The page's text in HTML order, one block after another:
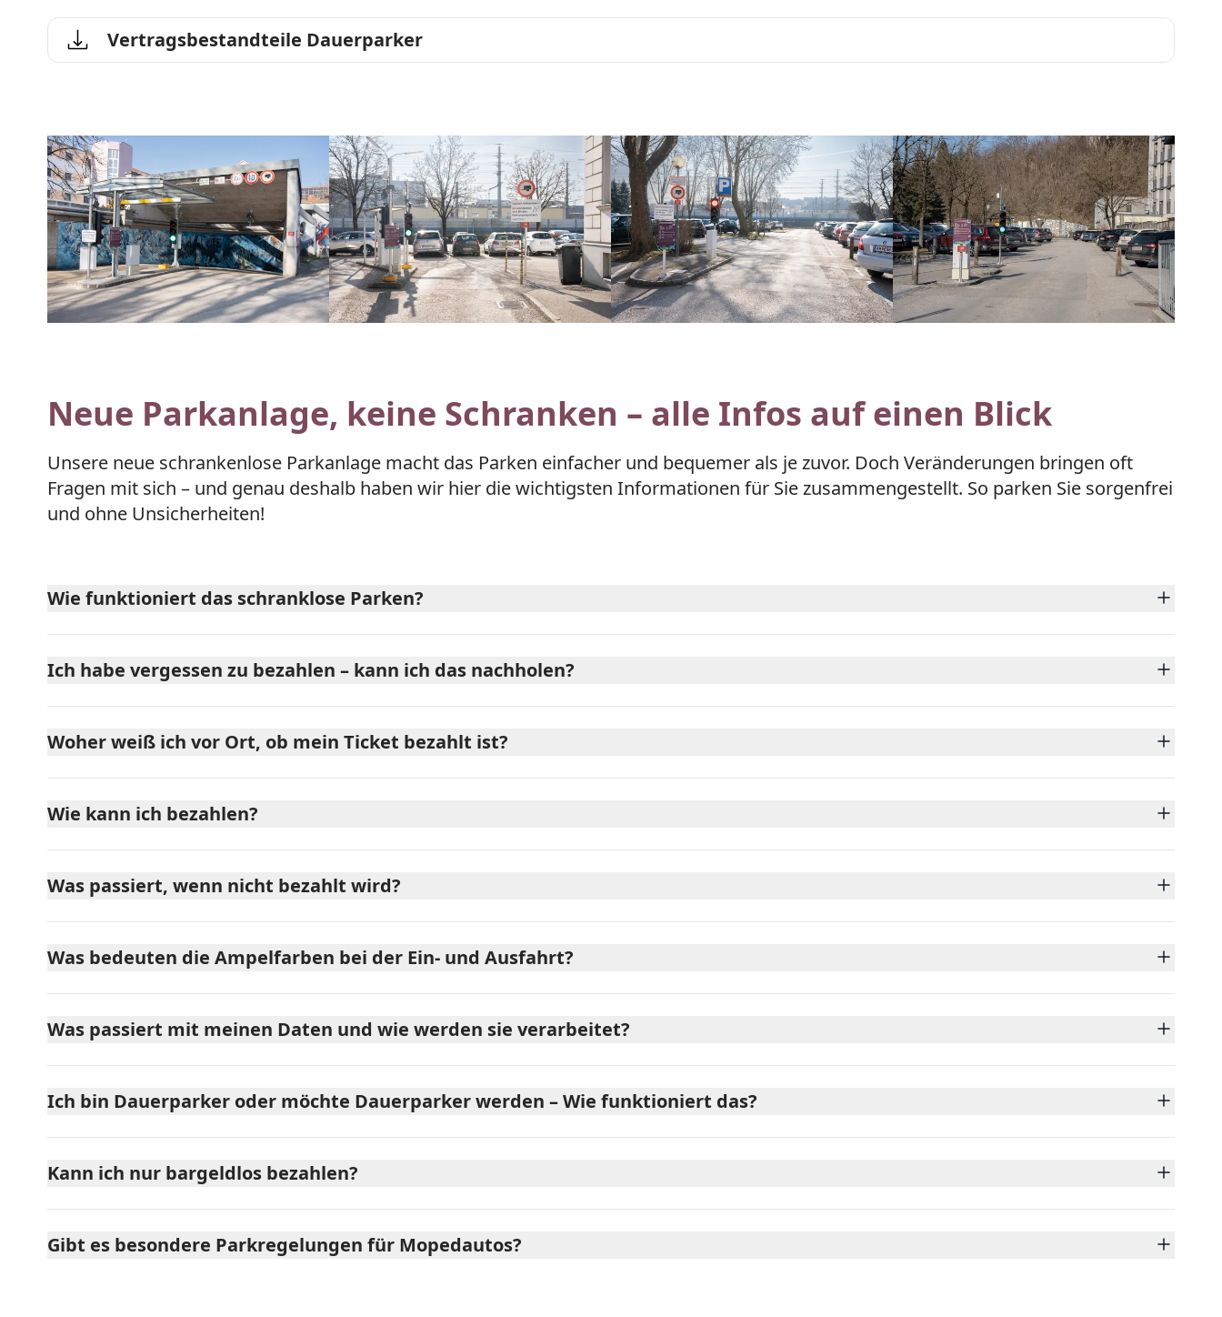
Vertragsbestandteile Dauerparker
Neue Parkanlage, keine Schranken – alle Infos auf einen Blick
Unsere neue schrankenlose Parkanlage macht das Parken einfacher und bequemer als je zuvor. Doch Veränderungen bringen oft
Fragen mit sich – und genau deshalb haben wir hier die wichtigsten Informationen für Sie zusammengestellt. So parken Sie sorgenfrei
und ohne Unsicherheiten!
Wie funktioniert das schranklose Parken?
Ich habe vergessen zu bezahlen – kann ich das nachholen?
Woher weiß ich vor Ort, ob mein Ticket bezahlt ist?
Wie kann ich bezahlen?
Was passiert, wenn nicht bezahlt wird?
Was bedeuten die Ampelfarben bei der Ein- und Ausfahrt?
Was passiert mit meinen Daten und wie werden sie verarbeitet?
Ich bin Dauerparker oder möchte Dauerparker werden – Wie funktioniert das?
Kann ich nur bargeldlos bezahlen?
Gibt es besondere Parkregelungen für Mopedautos?